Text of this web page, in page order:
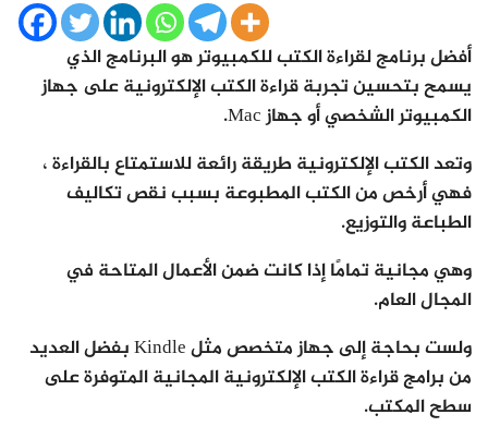
أفضل برنامج لقراءة الكتب للكمبيوتر هو البرنامج الذي
يسمح بتحسين تجربة قراءة الكتب الإلكترونية على جهاز
الكمبيوتر الشخصي أو جهاز Mac.
وتعد الكتب الإلكترونية طريقة رائعة للاستمتاع بالقراءة ،
فهي أرخص من الكتب المطبوعة بسبب نقص تكاليف
الطباعة والتوزيع.
وهي مجانية تمامًا إذا كانت ضمن الأعمال المتاحة في
المجال العام.
ولست بحاجة إلى جهاز متخصص مثل Kindle بفضل العديد
من برامج قراءة الكتب الإلكترونية المجانية المتوفرة على
سطح المكتب.